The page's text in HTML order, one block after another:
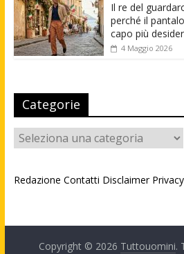
Il re del
perché il
capo più
4 Maggio 2026
Categorie
Categorie
Redazione Contatti Disclaimer Privacy
Copyright © 2026 Tuttouomini.